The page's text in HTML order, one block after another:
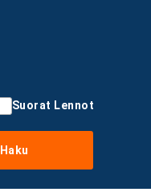
Suorat Lennot
Haku